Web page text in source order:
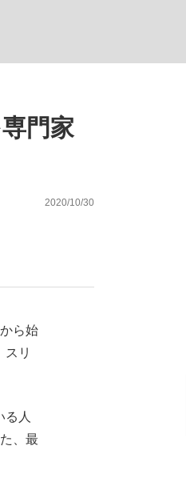
るのが悲しい」『北の国から』倉
門家
2020/10/30
ら始
スリ
人
、最